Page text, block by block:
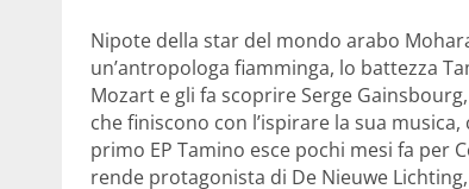
Nipote della star del mondo arabo
un’antropologa fiamminga, lo battezza
Mozart e gli fa scoprire Serge
che finiscono con l’ispirare la sua
primo EP Tamino esce pochi mesi fa per
rende protagonista di De Nieuwe